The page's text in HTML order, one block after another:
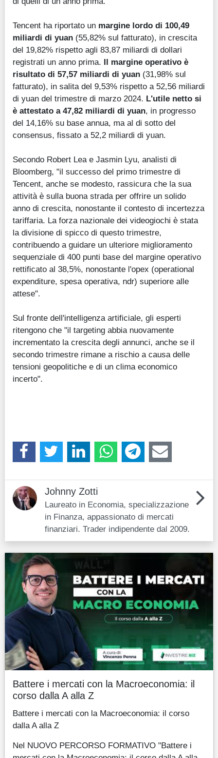
Tencent ha riportato un margine lordo di 100,49
miliardi di yuan (55,82% sul fatturato), in crescita
del 19,82% rispetto agli 83,87 miliardi di dollari
registrati un anno prima. Il margine operativo è
risultato di 57,57 miliardi di yuan (31,98% sul
fatturato), in salita del 9,53% rispetto a 52,56 miliardi
di yuan del trimestre di marzo 2024. L'utile netto si
è attestato a 47,82 miliardi di yuan, in progresso
del 14,16% su base annua, ma al di sotto del
consensus, fissato a 52,2 miliardi di yuan.
Secondo Robert Lea e Jasmin Lyu, analisti di
Bloomberg, "il successo del primo trimestre di
Tencent, anche se modesto, rassicura che la sua
attività è sulla buona strada per offrire un solido
anno di crescita, nonostante il contesto di incertezza
tariffaria. La forza nazionale dei videogiochi è stata
la divisione di spicco di questo trimestre,
contribuendo a guidare un ulteriore miglioramento
sequenziale di 400 punti base del margine operativo
rettificato al 38,5%, nonostante l'opex (operational
expenditure, spesa operativa, ndr) superiore alle
attese".
Sul fronte dell'intelligenza artificiale, gli esperti
ritengono che "il targeting abbia nuovamente
incrementato la crescita degli annunci, anche se il
secondo trimestre rimane a rischio a causa delle
tensioni geopolitiche e di un clima economico
incerto".
Johnny Zotti
Laureato in Economia, specializzazione
in Finanza, appassionato di mercati
finanziari. Trader indipendente dal 2009.
Battere i mercati con la Macroeconomia: il
corso dalla A alla Z
Battere i mercati con la Macroeconomia: il corso
dalla A alla Z
Nel NUOVO PERCORSO FORMATIVO "Battere i